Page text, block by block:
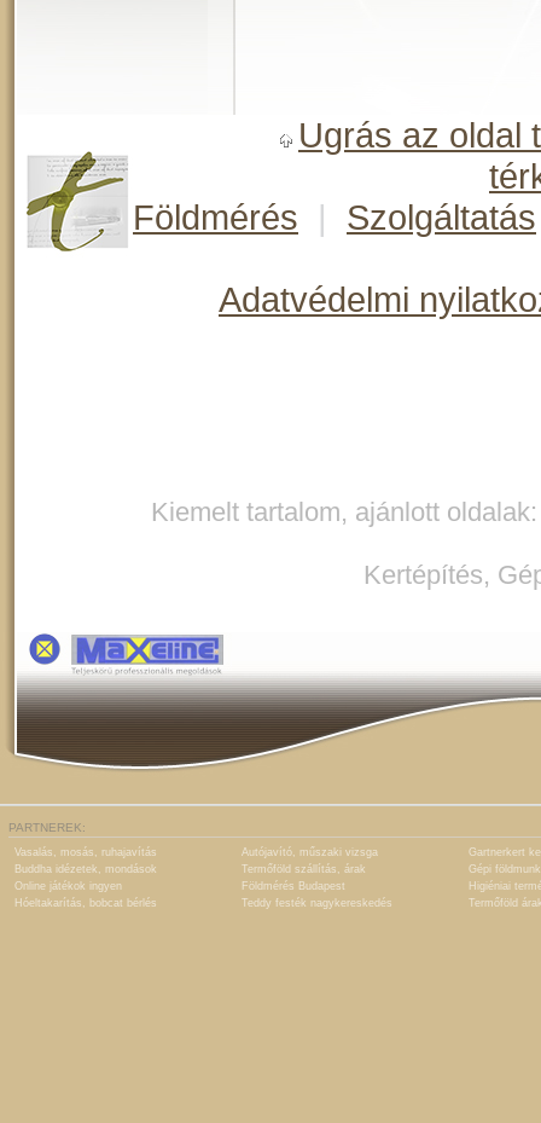
Ugrás az oldal
Földmérés
| Szolgáltatás
Adatvédelmi
Kiemelt tartalom, ajánlott
Kertépítés,
PARTNEREK:
Vasalás, mosás, ruhajavítás Autójavító, műszaki vizsga
Gartnerkert
Buddha idézetek, mondások
Termőföld szállítás, árak
Gépi
Online játékok ingyen
Földmérés Budapest
Higiéniai
Hóeltakarítás, bobcat bérlés
Teddy festék nagykereskedés Termőföld